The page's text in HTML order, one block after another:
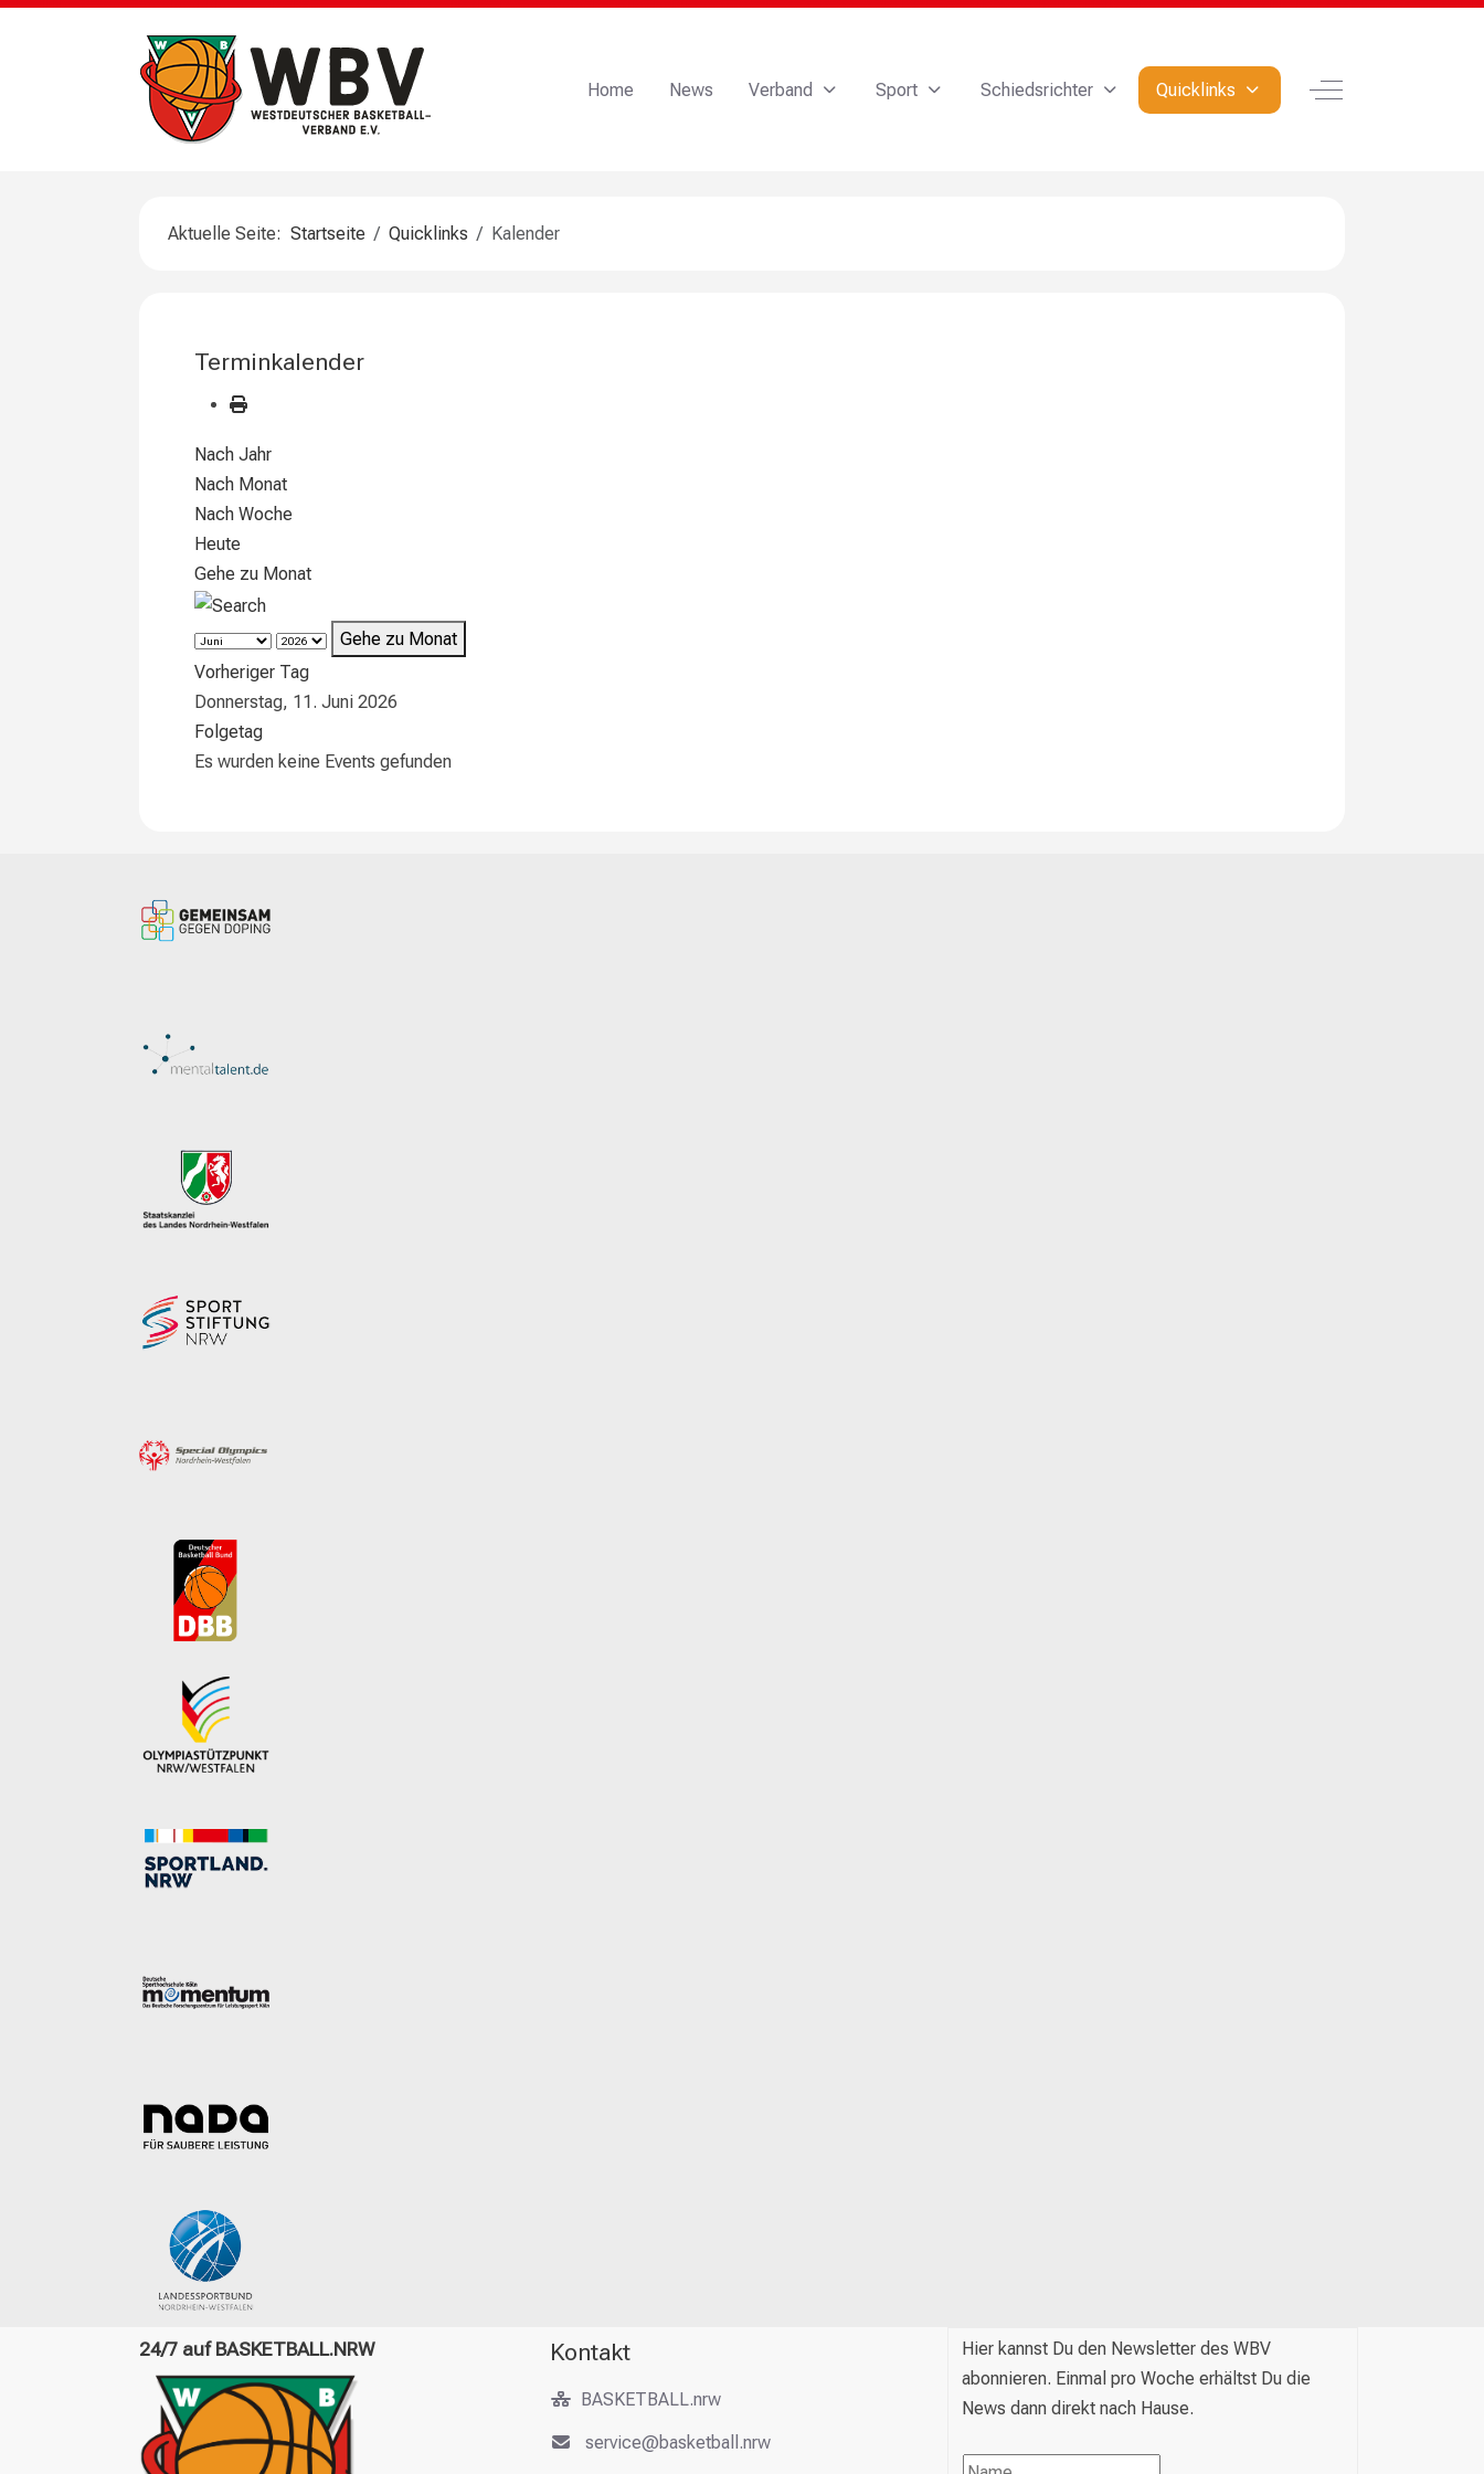
Home News Verband Sport Schiedsrichter Quicklinks Off-Canvas Toggle
Aktuelle Seite: Startseite Quicklinks Kalender
Terminkalender
Nach Jahr
Nach Monat
Nach Woche
Heute
Gehe zu Monat
Gehe zu Monat
Vorheriger Tag
Donnerstag, 11. Juni 2026
Folgetag
Es wurden keine Events gefunden
24/7 auf BASKETBALL.NRW Kontakt
BASKETBALL.nrw
service@basketball.nrw
Hier kannst Du den Newsletter des WBV
abonnieren. Einmal pro Woche erhältst Du die
News dann direkt nach Hause.